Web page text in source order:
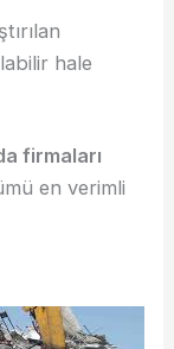
hale
firmaları
en verimli